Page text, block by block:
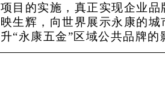
项目的实施，真正实现企业
映生辉，向世界展示永康的
升“永康五金”区域公共品牌